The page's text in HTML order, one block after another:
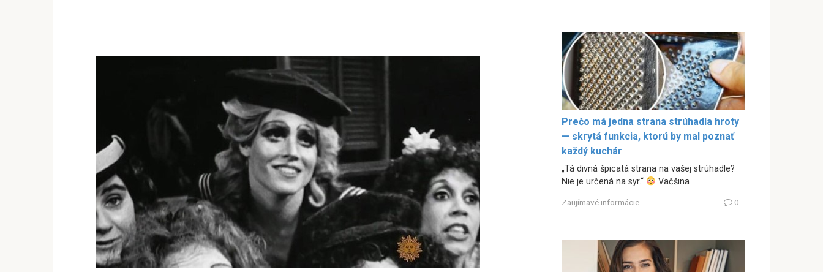
Prečo má jedna strana strúhadla hroty
— skrytá funkcia, ktorú by mal poznať
každý kuchár
„Tá divná špicatá strana na vašej strúhadle?
Nie je určená na syr.“
Väčšina
Zaujímavé informácie 0